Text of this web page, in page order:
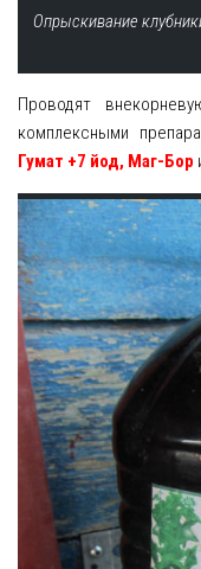
Опрыскивание
Проводят
комплексными
Гумат +7 йод, Маг-Бор